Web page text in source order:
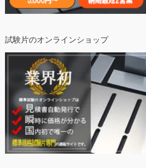
試験片のオンラインショップ